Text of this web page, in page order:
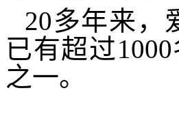
20多年来，
已有超过1000
之一。